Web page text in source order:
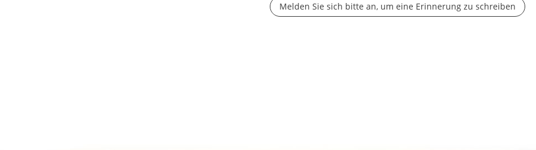
Melden Sie sich bitte an, um eine Erinnerung zu schreiben